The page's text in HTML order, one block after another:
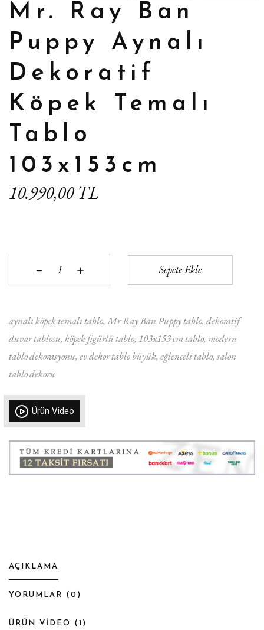
Mr. Ray Ban
Puppy Aynalı
Dekoratif
Köpek Temalı
Tablo
103x153cm
10.990,00 TL
‒ + Sepete Ekle
aynalı köpek temalı tablo Mr Ray Ban Puppy tablo dekoratif
duvar tablosu köpek figürlü tablo 103x153 cm tablo modern
tablo dekorasyonu ev dekor tablo büyük eğlenceli tablo salon
tablo dekoru
Ürün Video
AÇIKLAMA
YORUMLAR ( 0 )
ÜRÜN VİDEO ( 1 )